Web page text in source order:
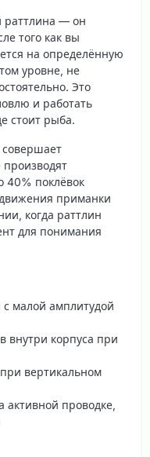
раттлина — он
того как вы
на определённую
уровне, не
Это
и работать
стоит рыба.
совершает
поклёвок
приманки
когда раттлин
для понимания
малой амплитудой
внутри корпуса при
вертикальном
активной проводке,